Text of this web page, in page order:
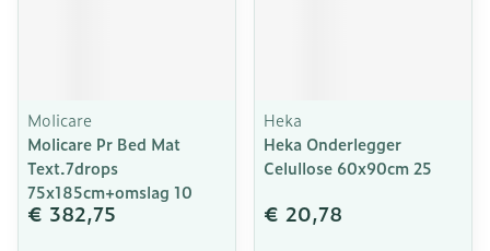
Molicare
Molicare Pr Bed Mat
Text.7drops
75x185cm+omslag 10
€ 382,75
Heka
Heka Onderlegger
Celullose 60x90cm 25
€ 20,78